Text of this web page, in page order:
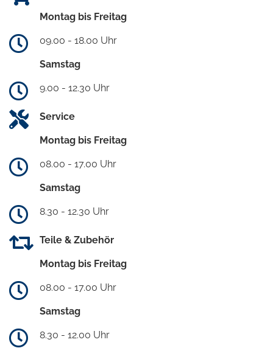
Montag bis Freitag
09.00 - 18.00 Uhr
Samstag
9.00 - 12.30 Uhr
Service
Montag bis Freitag
08.00 - 17.00 Uhr
Samstag
8.30 - 12.30 Uhr
Teile & Zubehör
Montag bis Freitag
08.00 - 17.00 Uhr
Samstag
8.30 - 12.00 Uhr